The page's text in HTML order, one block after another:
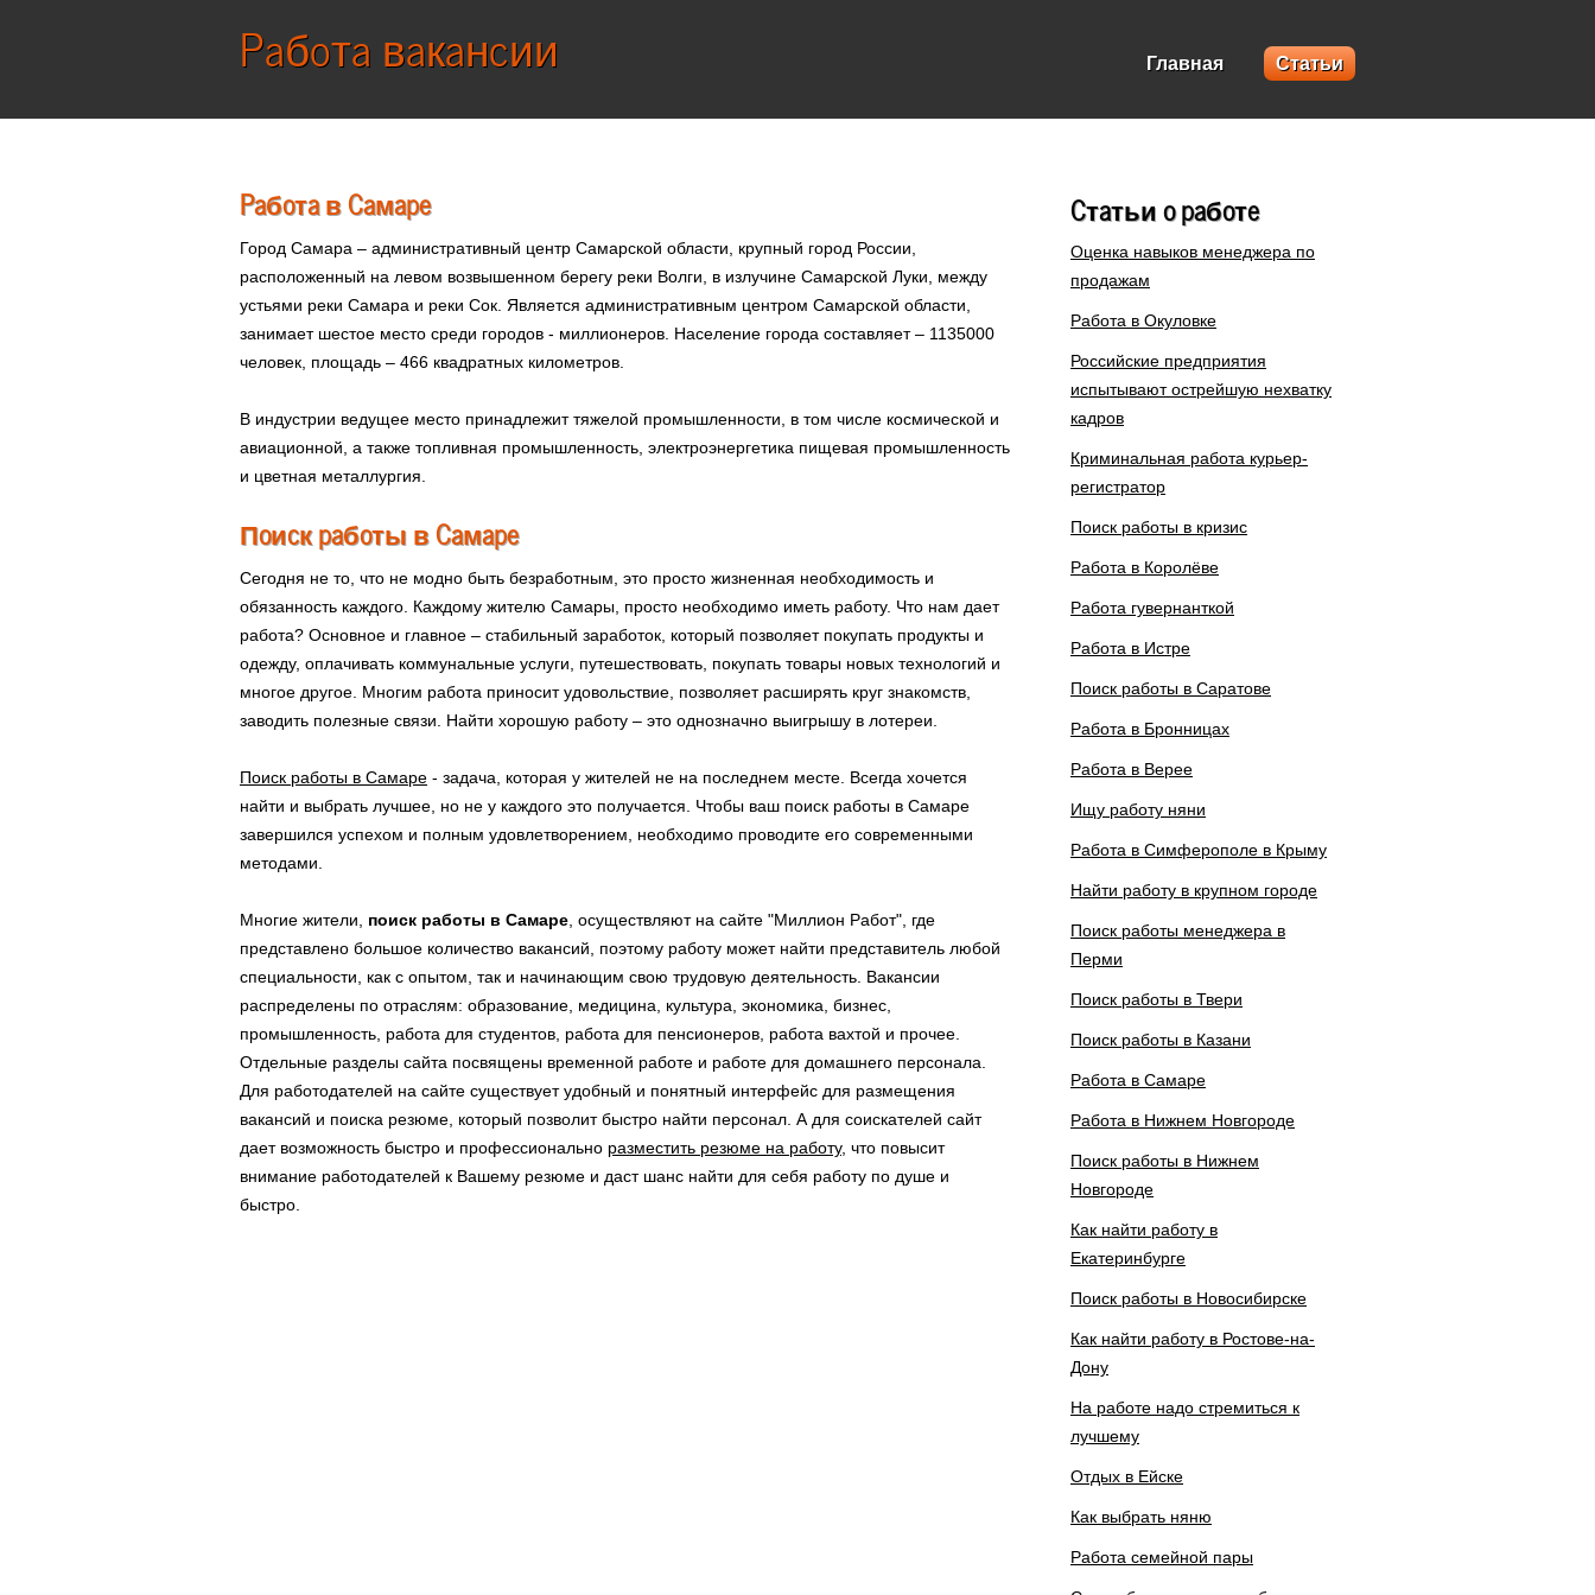
Работа вакансии Главная Статьи
Работа в Самаре
Город Самара – административный центр Самарской области, крупный город России,
расположенный на левом возвышенном берегу реки Волги, в излучине Самарской Луки, между
устьями реки Самара и реки Сок. Является административным центром Самарской области,
занимает шестое место среди городов - миллионеров. Население города составляет – 1135000
человек, площадь – 466 квадратных километров.
В индустрии ведущее место принадлежит тяжелой промышленности, в том числе космической и
авиационной, а также топливная промышленность, электроэнергетика пищевая промышленность
и цветная металлургия.
Поиск работы в Самаре
Сегодня не то, что не модно быть безработным, это просто жизненная необходимость и
обязанность каждого. Каждому жителю Самары, просто необходимо иметь работу. Что нам дает
работа? Основное и главное – стабильный заработок, который позволяет покупать продукты и
одежду, оплачивать коммунальные услуги, путешествовать, покупать товары новых технологий и
многое другое. Многим работа приносит удовольствие, позволяет расширять круг знакомств,
заводить полезные связи. Найти хорошую работу – это однозначно выигрышу в лотереи.
Поиск работы в Самаре - задача, которая у жителей не на последнем месте. Всегда хочется
найти и выбрать лучшее, но не у каждого это получается. Чтобы ваш поиск работы в Самаре
завершился успехом и полным удовлетворением, необходимо проводите его современными
методами.
Многие жители, поиск работы в Самаре , осуществляют на сайте "Миллион Работ", где
представлено большое количество вакансий, поэтому работу может найти представитель любой
специальности, как с опытом, так и начинающим свою трудовую деятельность. Вакансии
распределены по отраслям: образование, медицина, культура, экономика, бизнес,
промышленность, работа для студентов, работа для пенсионеров, работа вахтой и прочее.
Отдельные разделы сайта посвящены временной работе и работе для домашнего персонала.
Для работодателей на сайте существует удобный и понятный интерфейс для размещения
вакансий и поиска резюме, который позволит быстро найти персонал. А для соискателей сайт
дает возможность быстро и профессионально разместить резюме на работу, что повысит
внимание работодателей к Вашему резюме и даст шанс найти для себя работу по душе и
быстро.
Статьи о работе
Оценка навыков менеджера по
продажам
Работа в Окуловке
Российские предприятия
испытывают острейшую нехватку
кадров
Криминальная работа курьер-
регистратор
Поиск работы в кризис
Работа в Королёве
Работа гувернанткой
Работа в Истре
Поиск работы в Саратове
Работа в Бронницах
Работа в Верее
Ищу работу няни
Работа в Симферополе в Крыму
Найти работу в крупном городе
Поиск работы менеджера в
Перми
Поиск работы в Твери
Поиск работы в Казани
Работа в Самаре
Работа в Нижнем Новгороде
Поиск работы в Нижнем
Новгороде
Как найти работу в
Екатеринбурге
Поиск работы в Новосибирске
Как найти работу в Ростове-на-
Дону
На работе надо стремиться к
лучшему
Отдых в Ейске
Как выбрать няню
Работа семейной пары